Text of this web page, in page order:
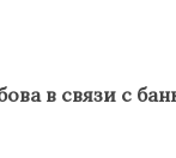
в связи с